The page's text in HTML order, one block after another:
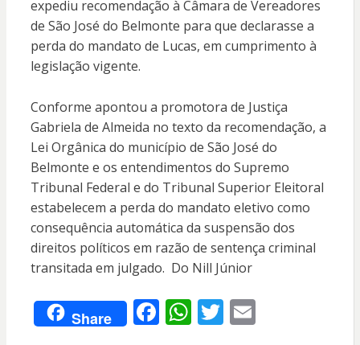
expediu recomendação à Câmara de Vereadores
de São José do Belmonte para que declarasse a
perda do mandato de Lucas, em cumprimento à
legislação vigente.
Conforme apontou a promotora de Justiça
Gabriela de Almeida no texto da recomendação, a
Lei Orgânica do município de São José do
Belmonte e os entendimentos do Supremo
Tribunal Federal e do Tribunal Superior Eleitoral
estabelecem a perda do mandato eletivo como
consequência automática da suspensão dos
direitos políticos em razão de sentença criminal
transitada em julgado. Do Nill Júnior
Share F W T E